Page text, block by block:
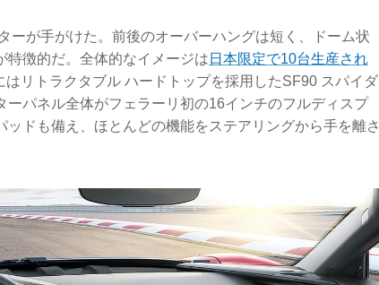
ーが手がけた。前後のオーバーハングは短く、ドーム状
特徴的だ。全体的なイメージは 日本限定で10台生産され
リトラクタブル ハードトップを採用したSF90 スパイダ
パネル全体がフェラーリ初の16インチのフルディスプ
ドも備え、ほとんどの機能をステアリングから手を離さ